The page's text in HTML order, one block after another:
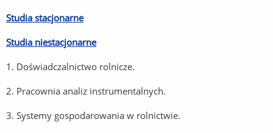
Studia stacjonarne
Studia niestacjonarne
1. Doświadczalnictwo rolnicze.
2. Pracownia analiz instrumentalnych.
3. Systemy gospodarowania w rolnictwie.